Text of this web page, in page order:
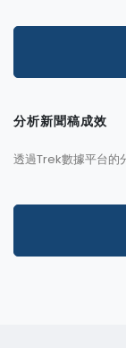
分析新聞稿成效
透過Trek數據平台的